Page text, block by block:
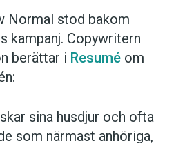
Normal stod bakom
kampanj. Copywritern
berättar i Resumé om
sina husdjur och ofta
som närmast anhöriga,